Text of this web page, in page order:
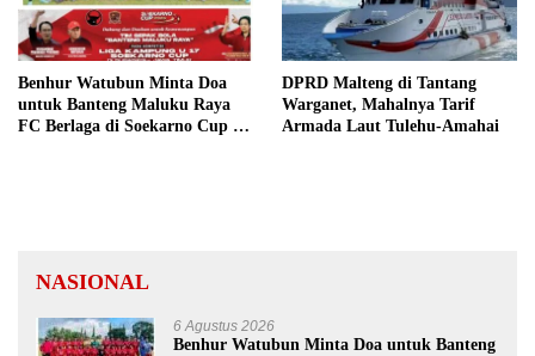
Benhur Watubun Minta Doa
untuk Banteng Maluku Raya
FC Berlaga di Soekarno Cup U-
DPRD Malteng di Tantang
Warganet, Mahalnya Tarif
Armada Laut Tulehu-Amahai
NASIONAL
6 Agustus 2026
Benhur Watubun Minta Doa untuk Banteng